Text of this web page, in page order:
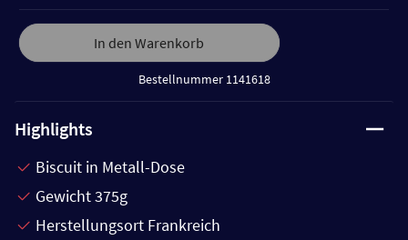
In den Warenkorb
Bestellnummer 1141618
Highlights
Biscuit in Metall-Dose
Gewicht 375g
Herstellungsort Frankreich